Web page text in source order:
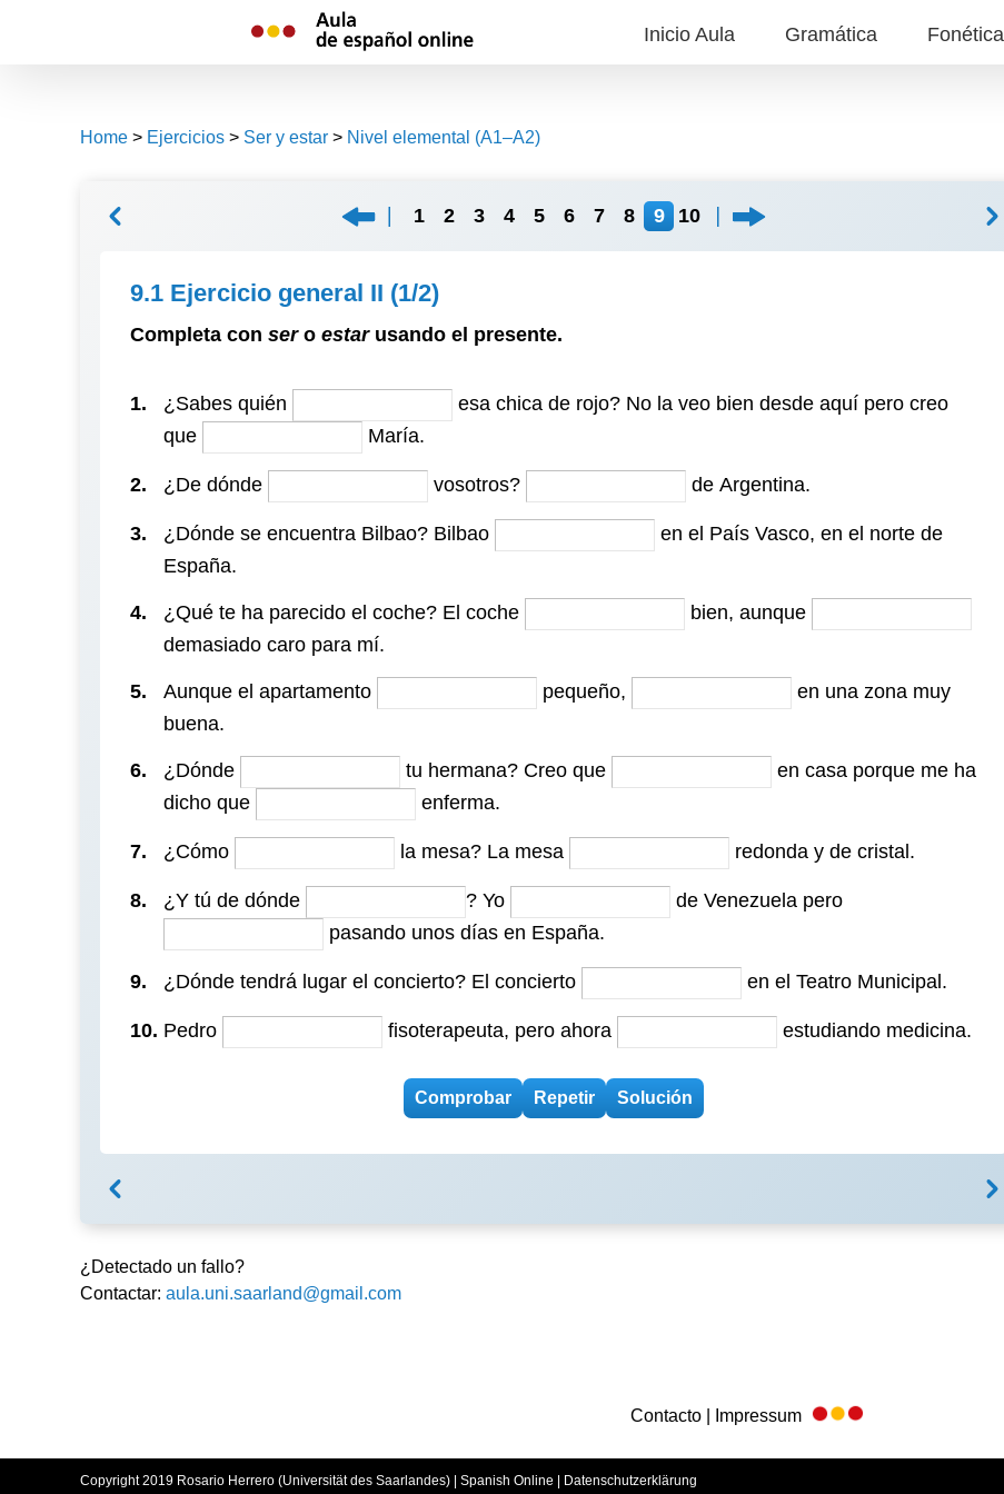
Inicio Aula Gramática Fonética
Home > Ejercicios > Ser y estar > Nivel elemental (A1–A2)
1 2 3 4 5 6 7 8 9 10
9.1 Ejercicio general II (1/2)
Completa con sero estarusando el presente.
1. ¿Sabes quién
esa chica de rojo? No la veo bien desde aquí pero creo
que
María.
2. ¿De dónde vosotros? de Argentina.
3. ¿Dónde se encuentra Bilbao? Bilbao
en el País Vasco, en el norte de
España.
4. ¿Qué te ha parecido el coche? El coche
bien, aunque
demasiado caro para mí.
5. Aunque el apartamento pequeño,
en una zona muy
buena.
6. ¿Dónde tu hermana? Creo que
en casa porque me ha
dicho que
enferma.
7. ¿Cómo la mesa? La mesa redonda y de cristal.
8. ¿Y tú de dónde ? Yo
de Venezuela pero
pasando unos días en España.
9. ¿Dónde tendrá lugar el concierto? El concierto en el Teatro Municipal.
10. Pedro fisoterapeuta, pero ahora estudiando medicina.
¿Detectado un fallo?
Contactar: aula.uni.saarland@gmail.com
Contacto | Impressum
Copyright 2019 Rosario Herrero (Universität des Saarlandes) | Spanish Online | Datenschutzerklärung